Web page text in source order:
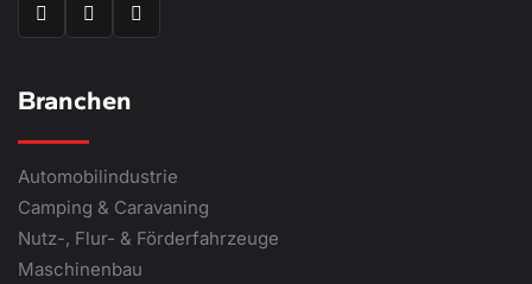
Branchen
Automobilindustrie
Camping & Caravaning
Nutz-, Flur- & Förderfahrzeuge
Maschinenbau